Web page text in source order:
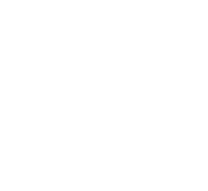
distribuidores.
nuestro ecosistema.